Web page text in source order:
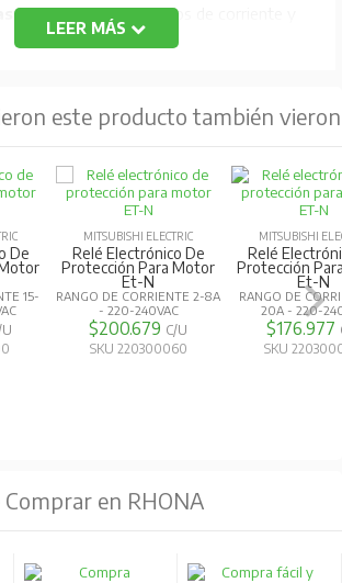
Detecta desequilibrios de corriente y
fase incorrectas.
varios rangos de corriente, desde
360A, para adaptarse a diferentes
motores.
sencilla:Permite ajustar la
ajustada:
LEER MÁS
este producto también vieron
De
15-
U
MITSUBISHI ELECTRIC
Relé Electrónico De
Protección Para Motor
Et-N
RANGO DE CORRIENTE 2-8A
- 220-240VAC
$200.679 C/U
SKU 220300060
MITSUBISHI
Relé
Protección
Et-N
RANGO DE
20A - 220-
$176.977
SKU
Comprar en RHONA